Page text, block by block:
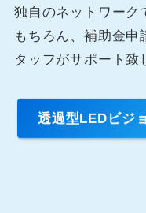
独自のネットワーク
もちろん、補助金申
タッフがサポート致
透過型LEDビジ